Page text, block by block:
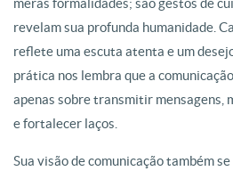
revelam sua profunda humanidade.
reflete uma escuta atenta e um
prática nos lembra que a
apenas sobre transmitir mensagens,
e fortalecer laços.
Sua visão de comunicação também